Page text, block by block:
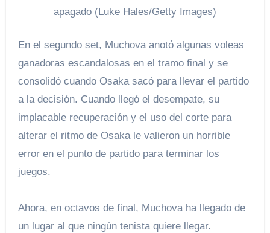
apagado (Luke Hales/Getty Images)
En el segundo set, Muchova anotó algunas voleas
ganadoras escandalosas en el tramo final y se
consolidó cuando Osaka sacó para llevar el partido
a la decisión. Cuando llegó el desempate, su
implacable recuperación y el uso del corte para
alterar el ritmo de Osaka le valieron un horrible
error en el punto de partido para terminar los
juegos.
Ahora, en octavos de final, Muchova ha llegado de
un lugar al que ningún tenista quiere llegar.